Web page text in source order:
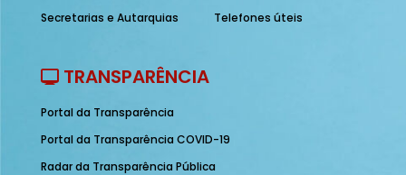
Secretarias e Autarquias
Telefones úteis
TRANSPARÊNCIA
Portal da Transparência
Portal da Transparência COVID-19
Radar da Transparência Pública